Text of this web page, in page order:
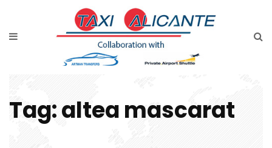
Prijsaanvraag
Tag:altea mascarat